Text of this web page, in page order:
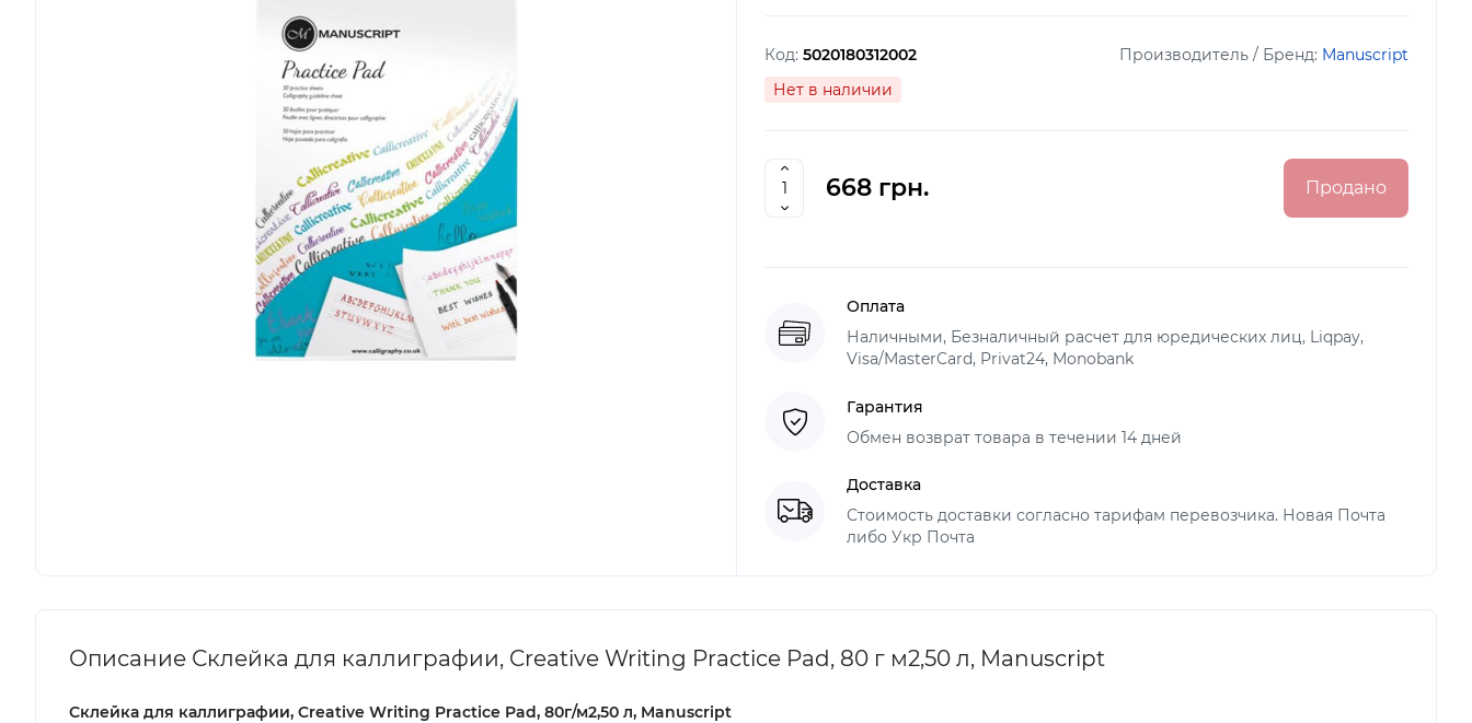
Код: 5020180312002 Производитель / Бренд: Manuscript
Нет в наличии
668 грн. Продано
Оплата
Наличными, Безналичный расчет для юредических лиц, Liqpay,
Visa/MasterCard, Privat24, Monobank
Гарантия
Обмен возврат товара в течении 14 дней
Доставка
Стоимость доставки согласно тарифам перевозчика. Новая Почта
либо Укр Почта
Описание Склейка для каллиграфии, Creative Writing Practice Pad, 80 г м2,50 л, Manuscript
Склейка для каллиграфии, Creative Writing Practice Pad, 80г/м2,50 л, Manuscript